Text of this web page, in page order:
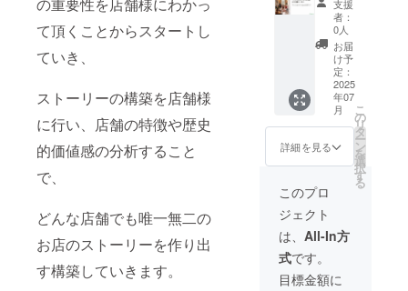
て頂くことからスタートし
ていき、
ストーリーの構築を店舗様
に行い、店舗の特徴や歴史
的価値感の分析すること
で、
どんな店舗でも唯一無二の
お店のストーリーを作り出
す構築していきます。
効期
間：
2025年
7月1
日〜
2027年
6月30日
までの
24か月
間
グで支
援をし
た旨を
お声掛
けくだ
さい。
・こち
らの内
容は月
額１０
万円の
プラン
と同じ
内容の
商品で
す。 ・
備考欄
に飲食
店舗の
ら作る
店舗コ
ンサル
構築プ
ラン半
額(1ヶ
月)】 全
国の飲
食店様
に少し
でも喜
ばれる
活動を
させて
頂きま
す 当社
依頼後
にクラ
ウド
支援
者：
0人
お届
け予
定：
2025
年07
月
詳細を見る
こ
の
リ
タ
ー
ン
を
選
択
す
る
このプロ
ジェクト
は、 All-In方
式です。
目標金額に